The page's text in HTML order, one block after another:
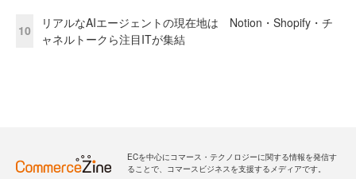
10
リアルなAIエージェントの現在地は Notion・Shopify・チ
ャネルトークら注目ITが集結
ECを中心にコマース・テクノロジーに関する情報を発信す
ることで、コマースビジネスを支援するメディアです。